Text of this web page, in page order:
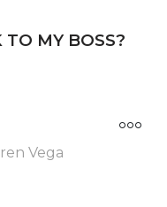
TO MY BOSS?
Vega